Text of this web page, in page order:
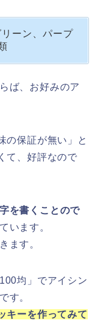
ーン、パープ
ば、お好みのア
の保証が無い」と
て、好評なので
を書くことので
います。
ます。
均」でアイシン
す。
キーを作ってみて